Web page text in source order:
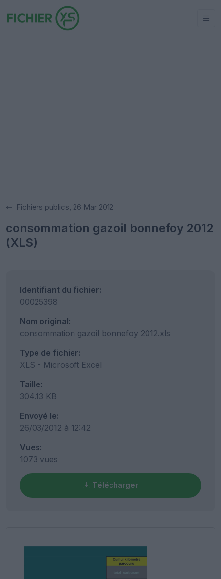
Fichiers publics, 26 Mar 2012
consommation gazoil bonnefoy 2012
(XLS)
Identifiant du fichier:
00025398
Nom original:
consommation gazoil bonnefoy 2012.xls
Type de fichier:
XLS - Microsoft Excel
Taille:
304.13 KB
Envoyé le:
26/03/2012 à 12:42
Vues:
1073 vues
Télécharger